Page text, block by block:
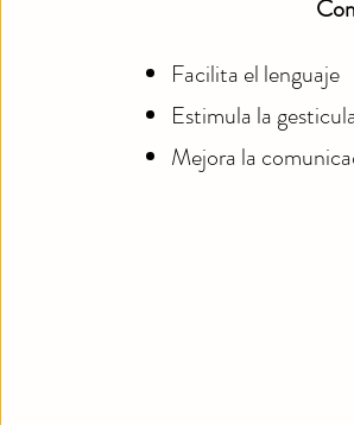
Facilita el lenguaje
Estimula la
Mejora la